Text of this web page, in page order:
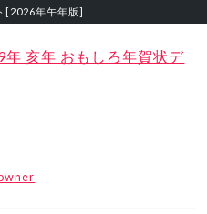
[2026年午年版]
年 亥年 おもしろ年賀状デ